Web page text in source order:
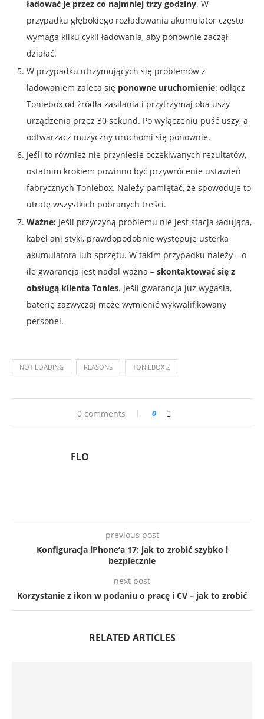
ładować je przez co najmniej trzy godziny. W
przypadku głębokiego rozładowania akumulator często
wymaga kilku cykli ładowania, aby ponownie zaczął
działać.
W przypadku utrzymujących się problemów z
ładowaniem zaleca się ponowne uruchomienie: odłącz
Toniebox od źródła zasilania i przytrzymaj oba uszy
urządzenia przez 30 sekund. Po wyłączeniu puść uszy, a
odtwarzacz muzyczny uruchomi się ponownie.
Jeśli to również nie przyniesie oczekiwanych rezultatów,
ostatnim krokiem powinno być przywrócenie ustawień
fabrycznych Toniebox. Należy pamiętać, że spowoduje to
utratę wszystkich pobranych treści.
Ważne: Jeśli przyczyną problemu nie jest stacja ładująca,
kabel ani styki, prawdopodobnie występuje usterka
akumulatora lub sprzętu. W takim przypadku należy – o
ile gwarancja jest nadal ważna – skontaktować się z
obsługą klienta Tonies. Jeśli gwarancja już wygasła,
baterię zazwyczaj może wymienić wykwalifikowany
personel.
NOT LOADING REASONS TONIEBOX 2
0 comments 0
FLO
previous post
Konfiguracja iPhone’a 17: jak to zrobić szybko i
bezpiecznie
next post
Korzystanie z ikon w podaniu o pracę i CV – jak to zrobić
RELATED ARTICLES